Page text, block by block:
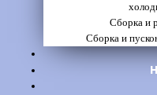
Сборка и
Сборка и